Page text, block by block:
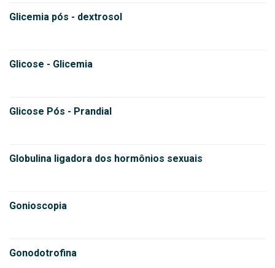
Glicemia pós - dextrosol
Glicose - Glicemia
Glicose Pós - Prandial
Globulina ligadora dos hormônios sexuais
Gonioscopia
Gonodotrofina